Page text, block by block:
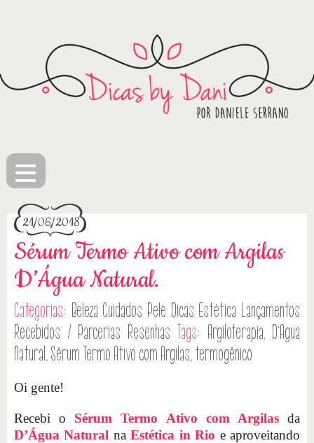
≡
21/06/2018
Sérum Termo Ativo com Argilas
D’Água Natural.
Categorias: Beleza Cuidados Pele Dicas Estética Lançamentos
Recebidos / Parcerias Resenhas Tags: Argiloterapia, D'Agua
Natural, Sérum Termo Ativo com Argilas, termogênico
Oi gente!
Recebi o Sérum Termo Ativo com Argilasda
D’Água Natural naEstética in Rio e aproveitando